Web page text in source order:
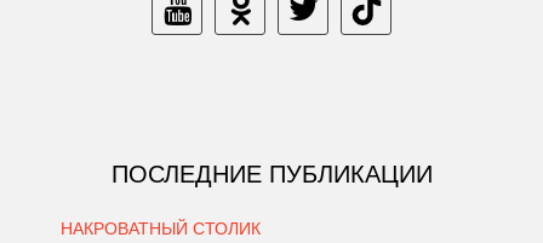
ПОСЛЕДНИЕ ПУБЛИКАЦИИ
НАКРОВАТНЫЙ СТОЛИК